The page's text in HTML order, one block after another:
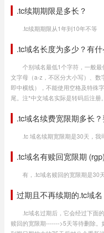
.tc续期期限是多长？
.tc续期期限从1年到10年不等
.tc域名长度为多少？有
个别域名最低1个字符，一般
文字母（a-z，不区分大小写）、数
即中横线），不能使用空格及特殊
尾。注*中文域名实际是转码后注册。
.tc域名续费宽限期多长
.tc 域名续期宽限期是30天，我
.tc域名有赎回宽限期
有，.tc域名赎回的宽限期是30天
过期且不再续期的.tc域
.tc域名过期后，它会经过下面
赎回的宽限期------->5天等待删除